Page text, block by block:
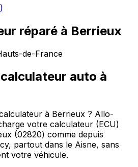
)
réparé à Berrieux
de-France
auto à
à Berrieux ? Allo-
votre calculateur (ECU)
(02820) comme depuis
partout dans le Aisne, sans
votre véhicule.